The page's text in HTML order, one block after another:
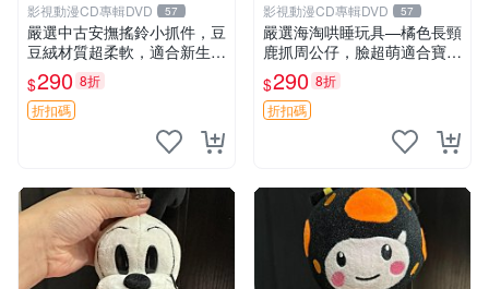
影視動漫CD專輯DVD 57
嚴選中古安撫搖鈴小抓件，豆
豆絨材質超柔軟，適合新生寶
寶緩解焦慮 (安撫玩具 寶寶用
品 抱枕)
$290 8折
折扣碼
影視動漫CD專輯DVD 57
嚴選海淘哄睡玩具—橘色長頸
鹿抓周公仔，臉超萌適合寶寶
陪伴，中古略有使用痕跡 橘
色 長頸鹿 抓周
$290 8折
折扣碼